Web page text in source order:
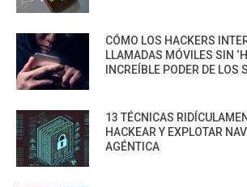
CÓMO LOS HACKERS
LLAMADAS MÓVILES SIN
INCREÍBLE PODER DE LOS
13 TÉCNICAS
HACKEAR Y EXPLOTAR
AGÉNTICA